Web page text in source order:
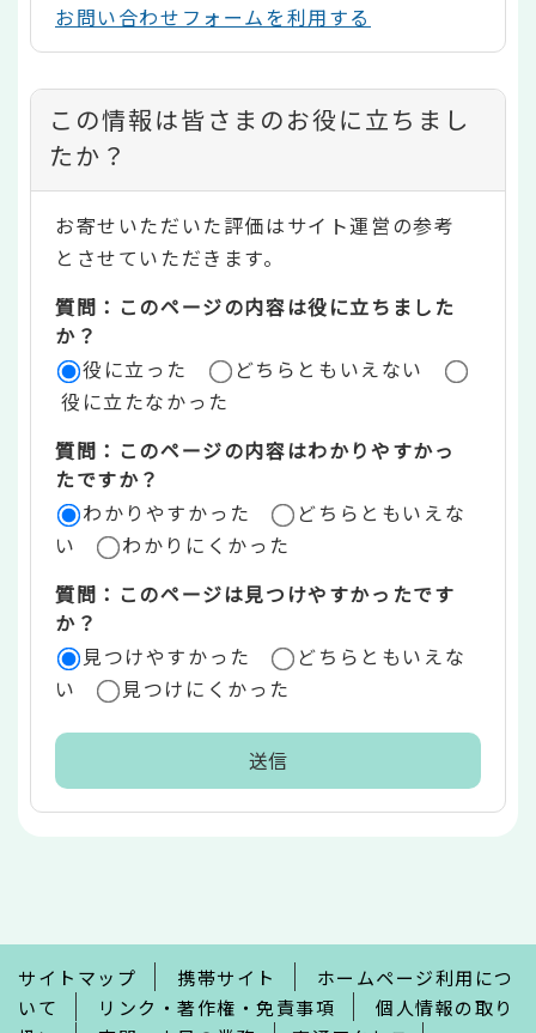
お問い合わせフォームを利用する
コ
ン
テ
ン
ツ
評
価
リ
ア
この情報は皆さまのお役に立ちまし
たか？
お寄せいただいた評価はサイト運営の参考
とさせていただきます。
質問：このページの内容は役に立ちました
か？
役に立った
どちらともいえない
役に立たなかった
質問：このページの内容はわかりやすかっ
たですか？
わかりやすかった
どちらともいえな
い
わかりにくかった
質問：このページは見つけやすかったです
か？
見つけやすかった
どちらともいえな
い
見つけにくかった
で
サイトマップ 携帯サイト
ホームページ利用につ
いて
リンク・著作権・免責事項
個人情報の取り